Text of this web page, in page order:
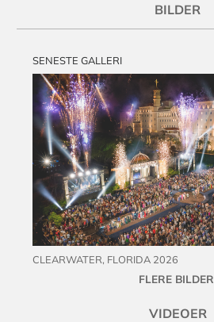
BILDER
SENESTE GALLERI
CLEARWATER, FLORIDA 2026
FLERE BILDER
VIDEOER